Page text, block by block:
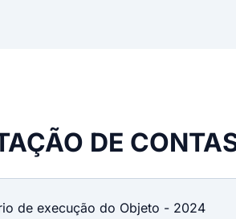
DE
de execução do Objeto - 2024